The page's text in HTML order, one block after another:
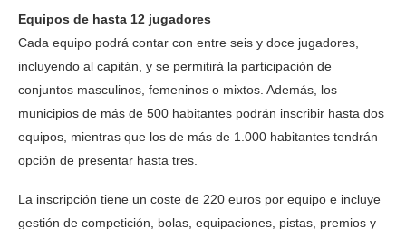
Equipos de hasta 12 jugadores
Cada equipo podrá contar con entre seis y doce jugadores,
incluyendo al capitán, y se permitirá la participación de
conjuntos masculinos, femeninos o mixtos. Además, los
municipios de más de 500 habitantes podrán inscribir hasta dos
equipos, mientras que los de más de 1.000 habitantes tendrán
opción de presentar hasta tres.
La inscripción tiene un coste de 220 euros por equipo e incluye
gestión de competición, bolas, equipaciones, pistas, premios y